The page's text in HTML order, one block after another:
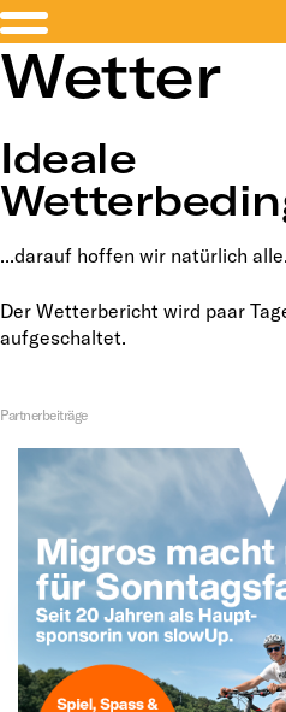
Wetter
Ideale
...darauf hoffen wir natürlich alle.
Der Wetterbericht wird paar
aufgeschaltet.
Partnerbeiträge